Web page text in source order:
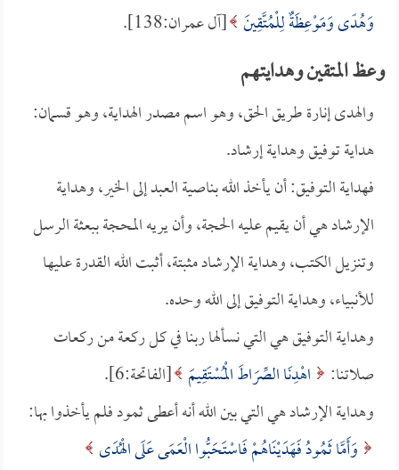
وَهُدًى وَمَوْعِظَةٌ لِلْمُتَّقِينَ [آل عمران:138].
وعظ المتقين وهدايتهم
والهدى إنارة طريق الحق، وهو اسم مصدر الهداية، وهو قسمان:
هداية توفيق وهداية إرشاد.
فهداية التوفيق: أن يأخذ الله بناصية العبد إلى الخير، وهداية
الإرشاد هي أن يقيم عليه الحجة، وأن يريه المحجة ببعثة الرسل
وتنزيل الكتب، وهداية الإرشاد مثبتة، أثبت الله القدرة عليها
للأنبياء، وهداية التوفيق إلى الله وحده.
وهداية التوفيق هي التي نسألها ربنا في كل ركعة من ركعات
صلاتنا:
اهْدِنَا الصِّرَاطَ الْمُسْتَقِيمَ [الفاتحة:6].
وهداية الإرشاد هي التي بين الله أنه أعطى ثمود فلم يأخذوا بها:
وَأَمَّا ثَمُودُ فَهَدَيْنَاهُمْ فَاسْتَحَبُّوا الْعَمَى عَلَى الْهُدَى